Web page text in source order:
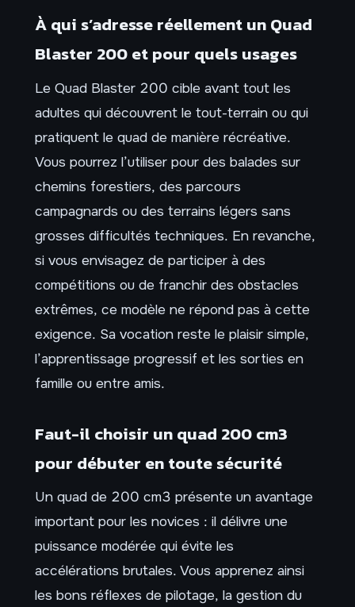
À qui s’adresse réellement un Quad
Blaster 200 et pour quels usages
Le Quad Blaster 200 cible avant tout les
adultes qui découvrent le tout-terrain ou qui
pratiquent le quad de manière récréative.
Vous pourrez l’utiliser pour des balades sur
chemins forestiers, des parcours
campagnards ou des terrains légers sans
grosses difficultés techniques. En revanche,
si vous envisagez de participer à des
compétitions ou de franchir des obstacles
extrêmes, ce modèle ne répond pas à cette
exigence. Sa vocation reste le plaisir simple,
l’apprentissage progressif et les sorties en
famille ou entre amis.
Faut-il choisir un quad 200 cm3
pour débuter en toute sécurité
Un quad de 200 cm3 présente un avantage
important pour les novices : il délivre une
puissance modérée qui évite les
accélérations brutales. Vous apprenez ainsi
les bons réflexes de pilotage, la gestion du